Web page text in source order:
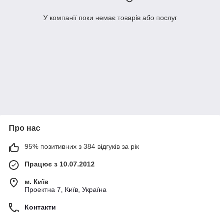
У компанії поки немає товарів або послуг
Про нас
95% позитивних з 384 відгуків за рік
Працює з 10.07.2012
м. Київ
Проектна 7, Київ, Україна
Контакти